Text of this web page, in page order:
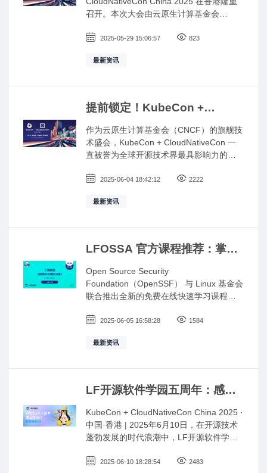
办！
召开。本次大会由云原生计算基金会
超 65 场技术演讲，包含 11 场专题会议，
和终端用户提供一个交流和展示的平台，
智能及开源生态的深度技术内容。
2025-05-29 15:06:57 823
最新资讯
提前锁定！KubeCon +
精彩议程与 LFOSSA 活动亮点
抢先看
作为云原生计算基金会（CNCF）的旗舰技
术盛会，KubeCon + CloudNativeCon 一
直被誉为全球开源技术界最具影响力的国
11 日），这场备受瞩目的技术盛会将在中
2025-06-04 18:42:12 2222
最新资讯
LFOSSA 官方课程推荐：掌握
合规挑战
Open Source Security
Foundation（OpenSSF） 与 Linux 基金会
联合推出全新的免费在线快速学习课程
（CRA）(LFEL1001)。本课程将帮助学员
降低风险，并达到监管标准。对于任何需
程都非常合适。
2025-06-05 16:58:28 1584
最新资讯
LF开源软件学园五周年：感恩
KubeCon + CloudNativeCon China 2025 ·
中国·香港 | 2025年6月10日，在开源技术
蓬勃发展的时代浪潮中，LF开源软件学园
行五年。从2020年 LFOSSA 正式成立至
2025-06-10 18:28:54 2483